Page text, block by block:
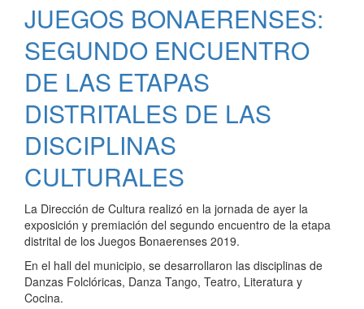
DE
TEATRO
MUNICIPAL
JUEGOS BONAERENSES:
SEGUNDO ENCUENTRO
DE LAS ETAPAS
DISTRITALES DE LAS
DISCIPLINAS
CULTURALES
La Dirección de Cultura realizó en la jornada de ayer la
exposición y premiación del segundo encuentro de la etapa
distrital de los Juegos Bonaerenses 2019.
En el hall del municipio, se desarrollaron las disciplinas de
Danzas Folclóricas, Danza Tango, Teatro, Literatura y
Cocina.